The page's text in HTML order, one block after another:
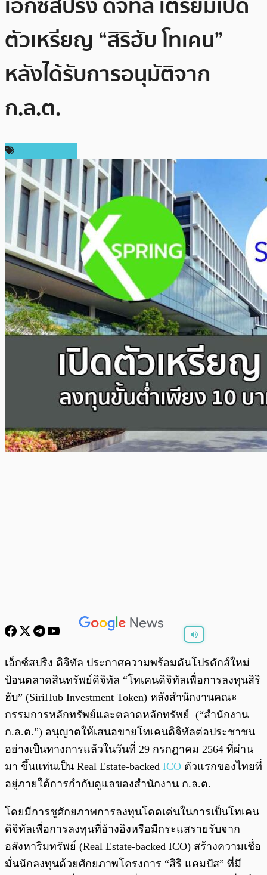
ตัวเหรียญ “สิริฮับ โทเคน”
หลังได้รับการอนุมัติจาก
ก.ล.ต.
พร้อมเล่น 0:00/ 0:00
เอ็กซ์สปริง ดิจิทัล ประกาศความพร้อมดันโปรดักส์ใหม่
ป้อนตลาดสินทรัพย์ดิจิทัล “โทเคนดิจิทัลเพื่อการลงทุนสิริ
ฮับ” (SiriHub Investment Token) หลังสำนักงานคณะ
กรรมการหลักทรัพย์และตลาดหลักทรัพย์ (“สำนักงาน
ก.ล.ต.”) อนุญาตให้เสนอขายโทเคนดิจิทัลต่อประชาชน
อย่างเป็นทางการแล้วในวันที่ 29 กรกฎาคม 2564 ที่ผ่าน
มา ขึ้นแท่นเป็น Real Estate-backed ICO ตัวแรกของไทยที่
อยู่ภายใต้การกำกับดูแลของสำนักงาน ก.ล.ต.
โดยมีการชูศักยภาพการลงทุนโดดเด่นในการเป็นโทเคน
ดิจิทัลเพื่อการลงทุนที่อ้างอิงหรือมีกระแสรายรับจาก
อสังหาริมทรัพย์ (Real Estate-backed ICO) สร้างความเชื่อ
มั่นนักลงทุนด้วยศักยภาพโครงการ “สิริ แคมปัส” ที่มี